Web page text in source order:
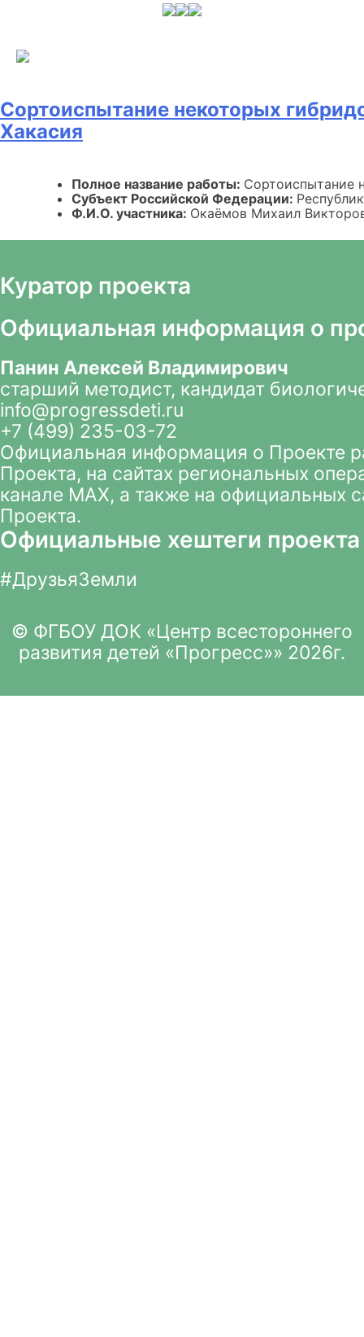
Сортоиспытание некоторых
Хакасия
Полное название работы: Сортоиспытание
Субъект Российской Федерации:
Ф.И.О. участника: Окаёмов Михаил
Куратор проекта
Официальная информация о
Панин Алексей Владимирович
старший методист, кандидат
info@progressdeti.ru
+7 (499) 235-03-72
Официальная информация о Проекте
Проекта, на сайтах региональных
канале MAX, а также на официальных
Проекта.
Официальные хештеги проекта
#ДрузьяЗемли
© ФГБОУ ДОК «Центр всестороннего
развития детей «Прогресс»» 2026г.